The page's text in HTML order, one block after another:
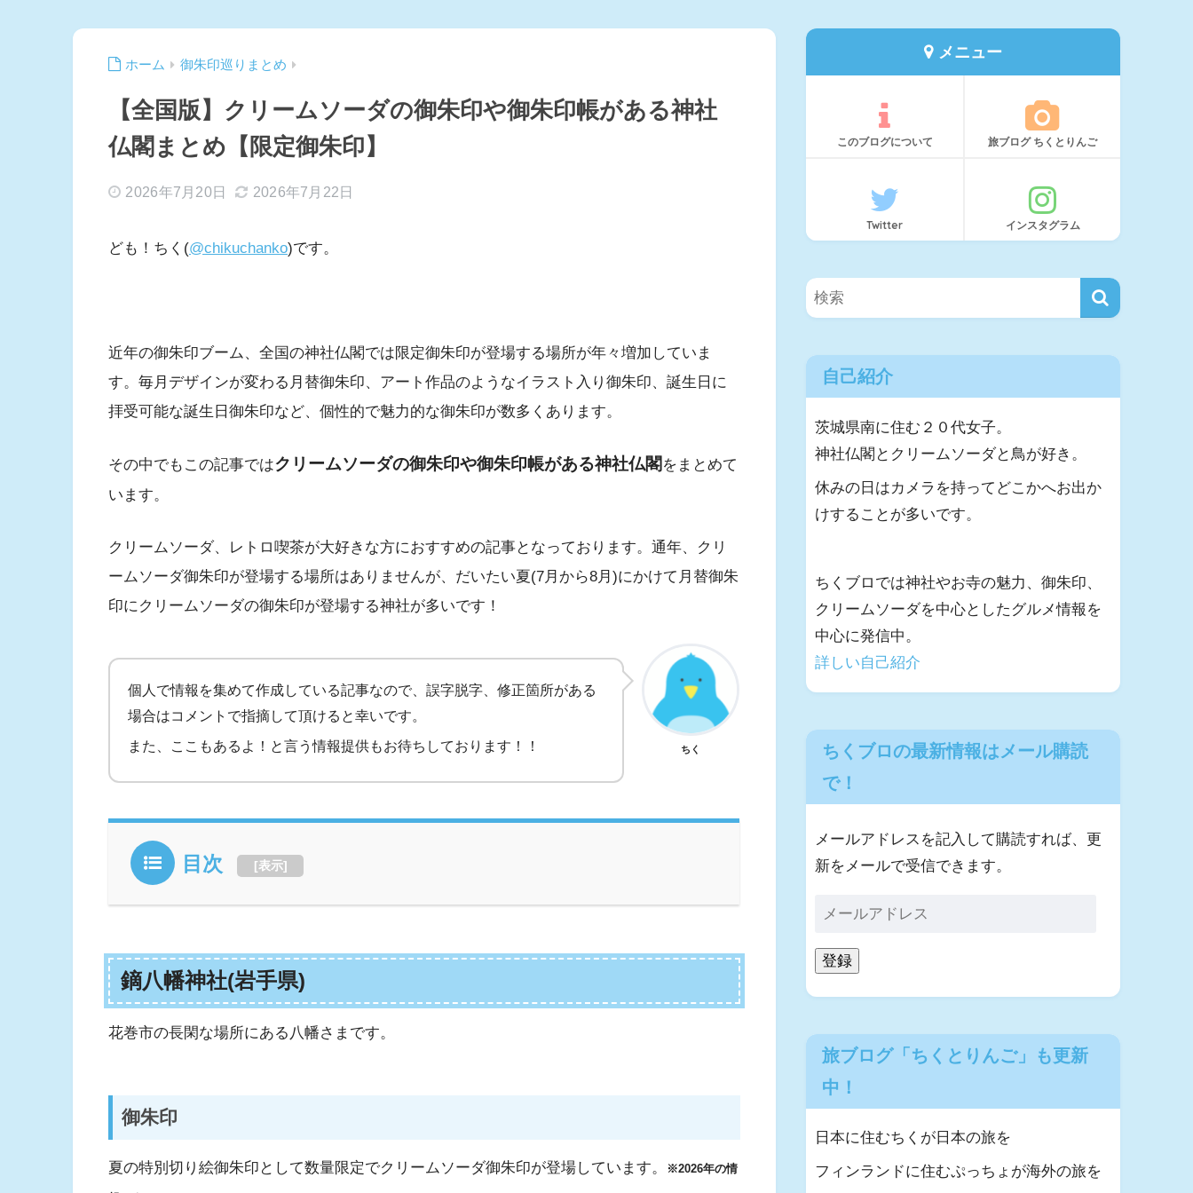
ホーム 御朱印巡りまとめ
【全国版】クリームソーダの御朱印や御朱印帳がある神社
仏閣まとめ【限定御朱印】
2026年7月20日 2026年7月22日
ども！ちく(@chikuchanko)です。
近年の御朱印ブーム、全国の神社仏閣では限定御朱印が登場する場所が年々増加していま
す。毎月デザインが変わる月替御朱印、アート作品のようなイラスト入り御朱印、誕生日に
拝受可能な誕生日御朱印など、個性的で魅力的な御朱印が数多くあります。
その中でもこの記事ではクリームソーダの御朱印や御朱印帳がある神社仏閣 をまとめて
います。
クリームソーダ、レトロ喫茶が大好きな方におすすめの記事となっております。通年、クリ
ームソーダ御朱印が登場する場所はありませんが、だいたい夏(7月から8月)にかけて月替御朱
印にクリームソーダの御朱印が登場する神社が多いです！
個人で情報を集めて作成している記事なので、誤字脱字、修正箇所がある
場合はコメントで指摘して頂けると幸いです。
また、ここもあるよ！と言う情報提供もお待ちしております！！
ちく
目次 [表示]
鏑八幡神社(岩手県)
花巻市の長閑な場所にある八幡さまです。
御朱印
夏の特別切り絵御朱印として数量限定でクリームソーダ御朱印が登場しています。 ※2026年の情
メニュー
このブログについて 旅ブログ ちくとりんご
Twitter インスタグラム
自己紹介
茨城県南に住む２０代女子。
神社仏閣とクリームソーダと鳥が好き。
休みの日はカメラを持ってどこかへお出か
けすることが多いです。
ちくブロでは神社やお寺の魅力、御朱印、
クリームソーダを中心としたグルメ情報を
中心に発信中。
詳しい自己紹介
ちくブロの最新情報はメール購読
で！
メールアドレスを記入して購読すれば、更
新をメールで受信できます。
登録
旅ブログ「ちくとりんご」も更新
中！
日本に住むちくが日本の旅を
フィンランドに住むぷっちょが海外の旅を